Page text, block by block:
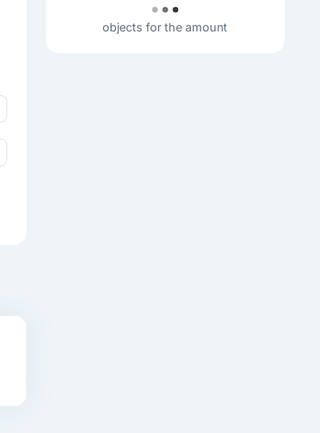
objects for the amount